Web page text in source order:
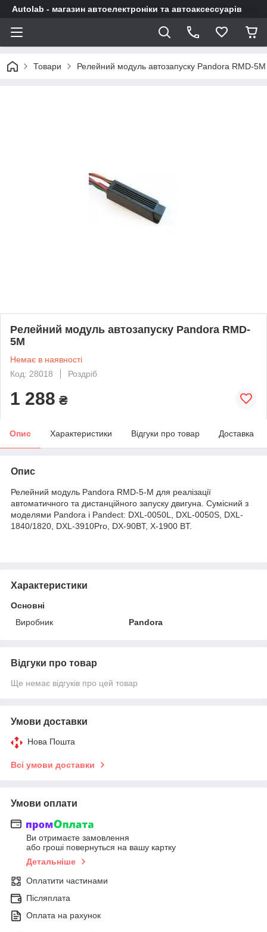
Autolab - магазин автоелектроніки та автоаксессуарів
Товари Релейний модуль автозапуску Pandora RMD-5M
Релейний модуль автозапуску Pandora RMD-
5M
Немає в наявності
Код: 28018
Роздріб
1 288 ₴
Опис Характеристики Відгуки про товар Доставка
Опис
Релейний модуль Pandora RMD-5-M для реалізації
автоматичного та дистанційного запуску двигуна. Сумісний з
моделями Pandora і Pandect: DXL-0050L, DXL-0050S, DXL-
1840/1820, DXL-3910Pro, DX-90BT, X-1900 BT.
Характеристики
Основні
Виробник
Pandora
Відгуки про товар
Ще немає відгуків про цей товар
Умови доставки
Нова Пошта
Всі умови доставки
Умови оплати
Ви отримаєте замовлення
або гроші повернуться на вашу картку
Детальніше
Оплатити частинами
Післяплата
Оплата на рахунок